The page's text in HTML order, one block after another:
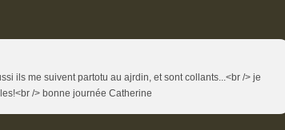
ils me suivent partotu au ajrdin, et sont collants...<br /> je
/> bonne journée Catherine